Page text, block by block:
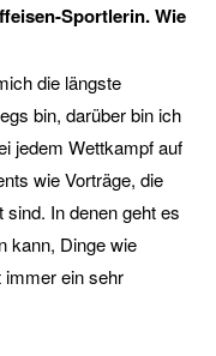
Sportlerin. Wie
die längste
bin, darüber bin ich
jedem Wettkampf auf
wie Vorträge, die
In denen geht es
kann, Dinge wie
ein sehr